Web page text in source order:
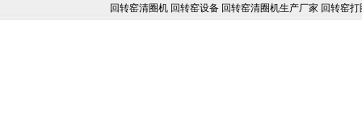
回转窑清圈机 回转窑设备 回转窑清圈机生产厂家 回转窑